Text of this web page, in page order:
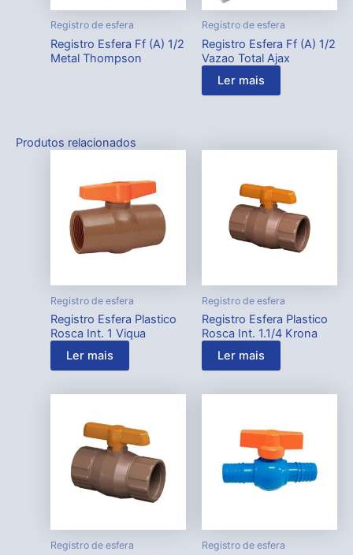
Registro de esfera
Registro Esfera Ff (A) 1/2
Metal Thompson
Registro de esfera
Registro Esfera Ff (A) 1/2
Vazao Total Ajax
Ler mais
Produtos relacionados
Registro de esfera
Registro Esfera Plastico
Rosca Int. 1 Viqua
Ler mais
Registro de esfera
Registro Esfera Plastico
Rosca Int. 1.1/4 Krona
Ler mais
Registro de esfera Registro de esfera